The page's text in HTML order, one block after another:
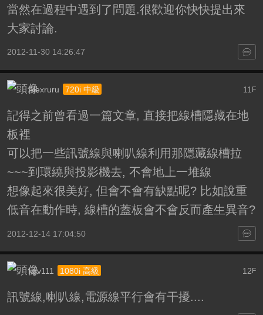
當然在過程中遇到了問題.很歡迎你快快提出來
大家討論.
2012-11-30 14:26:47
11 F
Alexruru 720i 中級
記得之前曾看過一篇文章, 直接把線槽隱藏在地
板裡
可以把一些訊號線與喇叭線利用那隱藏線槽拉
~~~到環繞與投影機去, 不會地上一堆線
想像起來很美好, 但會不會有缺點呢? 比如說重
低音在動作時, 線槽的蓋板會不會反而產生異音?
2012-12-14 17:04:50
12 F
kgv111 1080i 高級
訊號線,喇叭線,電源線平行會有干擾....